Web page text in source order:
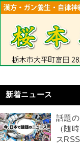
新着ニュース
話題
（随
ス